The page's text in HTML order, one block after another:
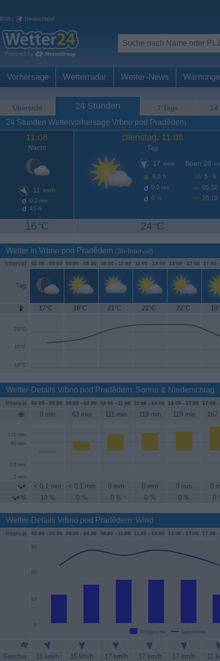
RSS | Deutschland
Vorhersage Wetterradar Wetter-News
Übersicht 24 Stunden 7 Tage 14
24 Stunden Wettervorhersage Vrbno pod Pradědem
11.08
Nacht
11 km/h
0.3 mm
45 %
16°C
Dienstag, 11.08
Tag
17
km/h
9,0 h
0.0 mm
0 %
Böen 28
UV 5 - 6
05:32
20:19
24°C
Wetter in Vrbno pod Pradědem (3h-Interval)
Interval 02:00 - 05:00 05:00 - 08:00 08:00 - 11:00 11:00 - 14:00 14:00 - 17:00 17:00
Tag
17°C 18°C 21°C 22°C 22°C
10°C
15°C
20°C
25°C
Wetter-Details Vrbno pod Pradědem: Sonne & Niederschlag
Interval 02:00 - 05:00 05:00 - 08:00 08:00 - 11:00 11:00 - 14:00 14:00 - 17:00 17:00 -
0 min 63 min 111 min 119 min 129 min 167
60 min
120 min
0.5 mm
1 mm
< 0,1 mm < 0,1 mm 0 mm 0 mm 0 mm
0
%
10 % 0 % 0 % 0 % 0 % 0
Wetter-Details Vrbno pod Pradědem: Wind
Interval 02:00 - 05:00 05:00 - 08:00 08:00 - 11:00 11:00 - 14:00 14:00 - 17:00 17:00 -
Windgeschw. Spitzenböen
0
10
20
30
Geschw. 11 km/h 15 km/h 17 km/h 17 km/h 17 km/h
11